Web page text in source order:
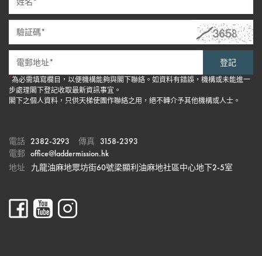
登記
*為必需填寫欄目，以便機構能夠與閣下聯絡。如資料有錯誤，機構或未能進一
步處理閣下登記收取最新資訊事宜。
閣下之個人資料，只供天梯使團作聯絡之用，絕不轉介予其他機構或人士。
電話 2382-3293 傳真 3158-2393
電郵 office@laddermission.hk
地址
九龍油麻地眾坊街60號梁顯利油麻地社區中心地下2-5室